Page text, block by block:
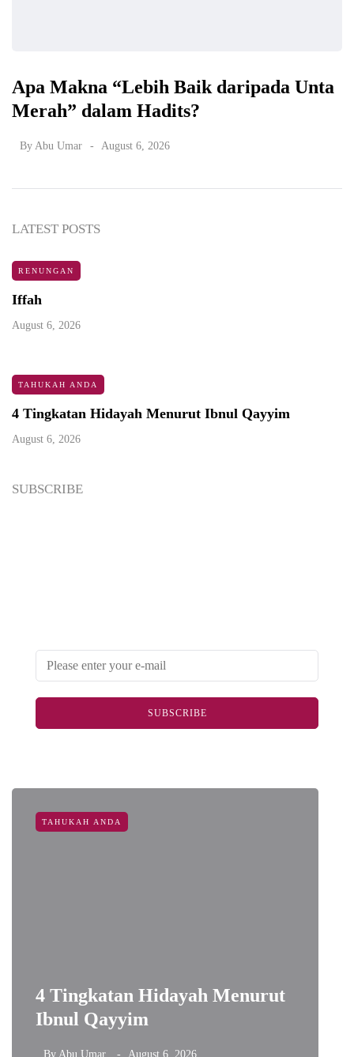
Apa Makna “Lebih Baik daripada Unta
Merah” dalam Hadits?
By Abu Umar August 6, 2026
TAHUKAH ANDA
4 Tingkatan Hidayah Menurut
Ibnul Qayyim
By Abu Umar August 6, 2026
LATEST POSTS
RENUNGAN
Iffah
August 6, 2026
TAHUKAH ANDA
4 Tingkatan Hidayah Menurut Ibnul Qayyim
August 6, 2026
SUBSCRIBE
SUBSCRIBE